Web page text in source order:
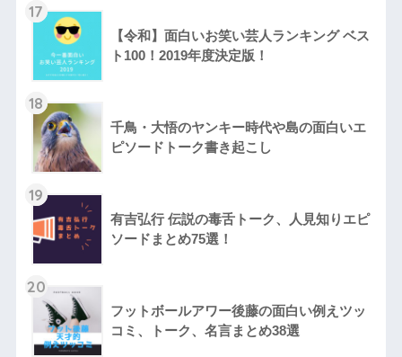
17
【令和】面白いお笑い芸人ランキング ベス
ト100！2019年度決定版！
18
千鳥・大悟のヤンキー時代や島の面白いエ
ピソードトーク書き起こし
19
有吉弘行 伝説の毒舌トーク、人見知りエピ
ソードまとめ75選！
20
フットボールアワー後藤の面白い例えツッ
コミ、トーク、名言まとめ38選